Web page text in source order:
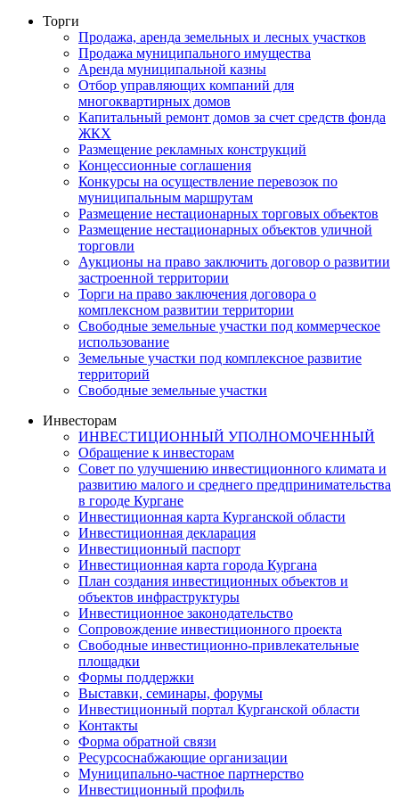
Торги
Продажа, аренда земельных и лесных участков
Продажа муниципального имущества
Аренда муниципальной казны
Отбор управляющих компаний для
многоквартирных домов
Капитальный ремонт домов за счет средств фонда
ЖКХ
Размещение рекламных конструкций
Концессионные соглашения
Конкурсы на осуществление перевозок по
муниципальным маршрутам
Размещение нестационарных торговых объектов
Размещение нестационарных объектов уличной
торговли
Аукционы на право заключить договор о развитии
застроенной территории
Торги на право заключения договора о
комплексном развитии территории
Свободные земельные участки под коммерческое
использование
Земельные участки под комплексное развитие
территорий
Свободные земельные участки
Инвесторам
ИНВЕСТИЦИОННЫЙ УПОЛНОМОЧЕННЫЙ
Обращение к инвесторам
Совет по улучшению инвестиционного климата и
развитию малого и среднего предпринимательства
в городе Кургане
Инвестиционная карта Курганской области
Инвестиционная декларация
Инвестиционный паспорт
Инвестиционная карта города Кургана
План создания инвестиционных объектов и
объектов инфраструктуры
Инвестиционное законодательство
Сопровождение инвестиционного проекта
Свободные инвестиционно-привлекательные
площадки
Формы поддержки
Выставки, семинары, форумы
Инвестиционный портал Курганской области
Контакты
Форма обратной связи
Ресурсоснабжающие организации
Муниципально-частное партнерство
Инвестиционный профиль